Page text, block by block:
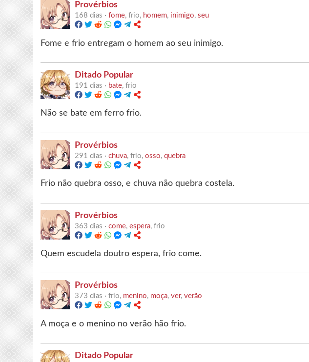
Provérbios
168 dias ·fome, frio, homem, inimigo,seu
Fome e frio entregam o homem ao seu inimigo.
Ditado Popular
191 dias · bate, frio
Não se bate em ferro frio.
Provérbios
291 dias ·chuva, frio,osso,quebra
Frio não quebra osso, e chuva não quebra costela.
Provérbios
363 dias ·come,espera, frio
Quem escudela doutro espera, frio come.
Provérbios
373 dias ·frio, menino, moça,ver,verão
A moça e o menino no verão hão frio.
Ditado Popular